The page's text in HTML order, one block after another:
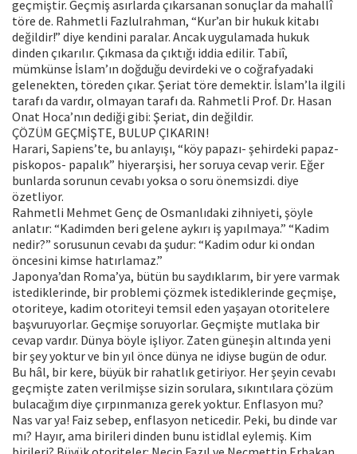
geçmiştir. Geçmiş asırlarda çıkarsanan sonuçlar da mahallî
töre de. Rahmetli Fazlulrahman, “Kur’an bir hukuk kitabı
değildir!” diye kendini paralar. Ancak uygulamada hukuk
dinden çıkarılır. Çıkmasa da çıktığı iddia edilir. Tabiî,
mümkünse İslam’ın doğduğu devirdeki ve o coğrafyadaki
gelenekten, töreden çıkar. Şeriat töre demektir. İslam’la ilgili
tarafı da vardır, olmayan tarafı da. Rahmetli Prof. Dr. Hasan
Onat Hoca’nın dediği gibi: Şeriat, din değildir.
ÇÖZÜM GEÇMİŞTE, BULUP ÇIKARIN!
Harari, Sapiens’te, bu anlayışı, “köy papazı- şehirdeki papaz-
piskopos- papalık” hiyerarşisi, her soruya cevap verir. Eğer
bunlarda sorunun cevabı yoksa o soru önemsizdi. diye
özetliyor.
Rahmetli Mehmet Genç de Osmanlıdaki zihniyeti, şöyle
anlatır: “Kadimden beri gelene aykırı iş yapılmaya.” “Kadim
nedir?” sorusunun cevabı da şudur: “Kadim odur ki ondan
öncesini kimse hatırlamaz.”
Japonya’dan Roma’ya, bütün bu saydıklarım, bir yere varmak
istediklerinde, bir problemi çözmek istediklerinde geçmişe,
otoriteye, kadim otoriteyi temsil eden yaşayan otoritelere
başvuruyorlar. Geçmişe soruyorlar. Geçmişte mutlaka bir
cevap vardır. Dünya böyle işliyor. Zaten güneşin altında yeni
bir şey yoktur ve bin yıl önce dünya ne idiyse bugün de odur.
Bu hâl, bir kere, büyük bir rahatlık getiriyor. Her şeyin cevabı
geçmişte zaten verilmişse sizin sorulara, sıkıntılara çözüm
bulacağım diye çırpınmanıza gerek yoktur. Enflasyon mu?
Nas var ya! Faiz sebep, enflasyon neticedir. Peki, bu dinde var
mı? Hayır, ama birileri dinden bunu istidlal eylemiş. Kim